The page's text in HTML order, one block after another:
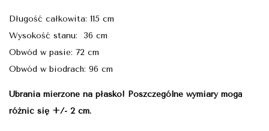
Długość całkowita: 115 cm
Wysokość stanu: 36 cm
Obwód w pasie: 72 cm
Obwód w biodrach: 96 cm
Ubrania mierzone na płasko! Poszczególne wymiary mogą
różnić się +/- 2 cm.